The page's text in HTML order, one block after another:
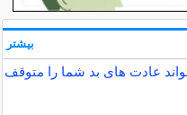
عادت های بد شما را متوقف
بیشتر